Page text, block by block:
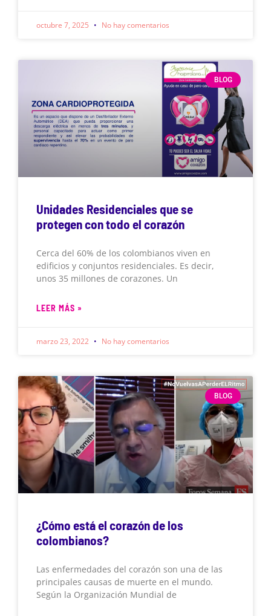
octubre 7, 2025 No hay comentarios
BLOG
Unidades Residenciales que se
protegen con todo el corazón
Cerca del 60% de los colombianos viven en
edificios y conjuntos residenciales. Es decir,
unos 35 millones de corazones. Un
LEER MÁS »
marzo 23, 2022 No hay comentarios
BLOG
¿Cómo está el corazón de los
colombianos?
Las enfermedades del corazón son una de las
principales causas de muerte en el mundo.
Según la Organización Mundial de